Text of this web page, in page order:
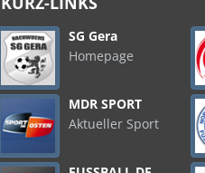
SG Gera
Homepage
MDR SPORT
Aktueller Sport